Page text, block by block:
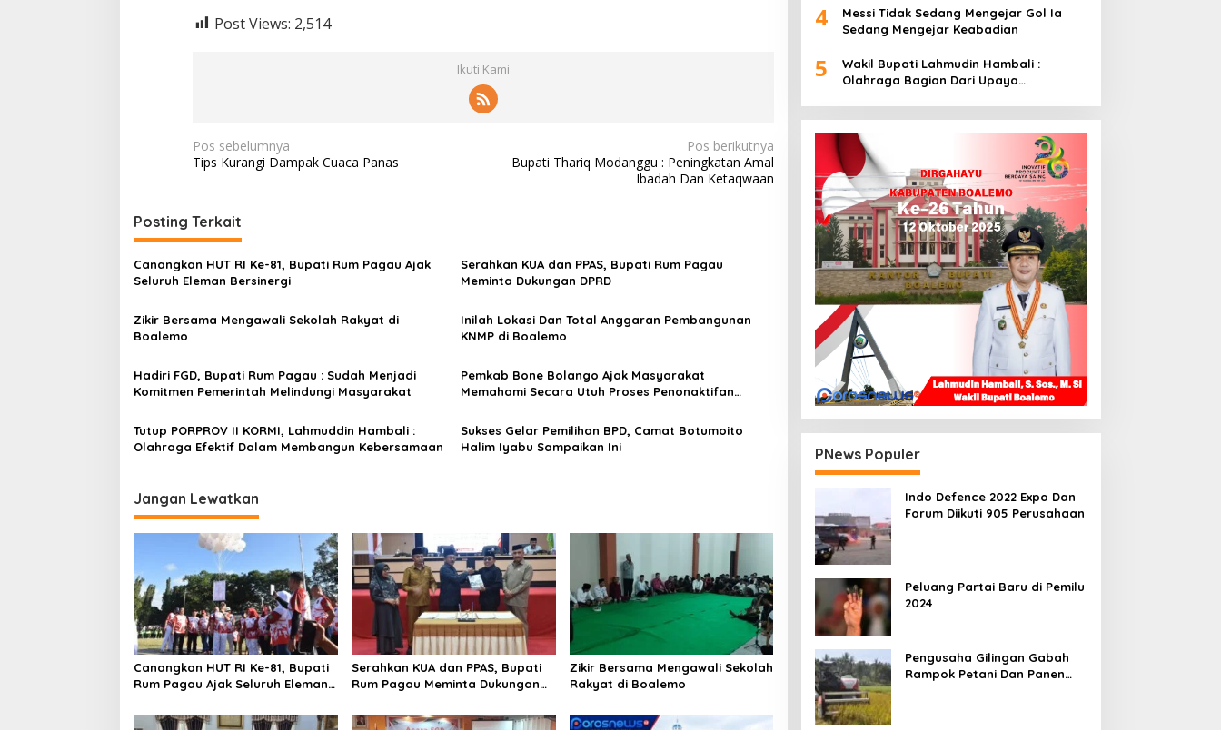
Post Views: 2,514
Ikuti Kami
N
a
i
g
a
i
o
s
Pos sebelumnya
Tips Kurangi Dampak Cuaca Panas
Pos berikutnya
Bupati Thariq Modanggu : Peningkatan Amal
Ibadah Dan Ketaqwaan
Posting Terkait
Canangkan HUT RI Ke-81, Bupati Rum Pagau Ajak
Seluruh Eleman Bersinergi
Serahkan KUA dan PPAS, Bupati Rum Pagau
Meminta Dukungan DPRD
Zikir Bersama Mengawali Sekolah Rakyat di
Boalemo
Inilah Lokasi Dan Total Anggaran Pembangunan
KNMP di Boalemo
Hadiri FGD, Bupati Rum Pagau : Sudah Menjadi
Komitmen Pemerintah Melindungi Masyarakat
Pemkab Bone Bolango Ajak Masyarakat
Memahami Secara Utuh Proses Penonaktifan
Tutup PORPROV II KORMI, Lahmuddin Hambali :
Olahraga Efektif Dalam Membangun Kebersamaan
Sukses Gelar Pemilihan BPD, Camat Botumoito
Halim Iyabu Sampaikan Ini
Jangan Lewatkan
Canangkan HUT RI Ke-81, Bupati
Rum Pagau Ajak Seluruh Eleman
Serahkan KUA dan PPAS, Bupati
Rum Pagau Meminta Dukungan
Zikir Bersama Mengawali Sekolah
Rakyat di Boalemo
4
Messi Tidak Sedang Mengejar Gol Ia
Sedang Mengejar Keabadian
5
Wakil Bupati Lahmudin Hambali :
Olahraga Bagian Dari Upaya
PNews Populer
Indo Defence 2022 Expo Dan
Forum Diikuti 905 Perusahaan
Peluang Partai Baru di Pemilu
2024
Pengusaha Gilingan Gabah
Rampok Petani Dan Panen